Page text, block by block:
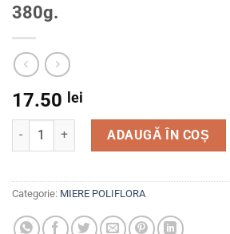
380g.
17.50 lei
Cantitate Borcan miere poliflora
ADAUGĂ ÎN COȘ
Categorie: MIERE POLIFLORA